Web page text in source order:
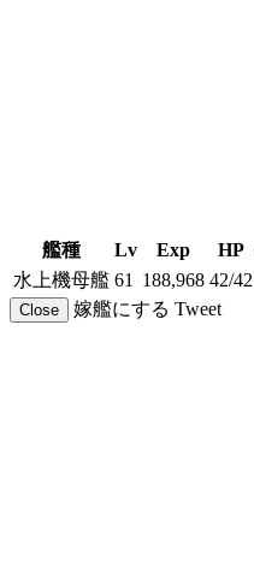
艦種 Lv Exp HP
水上機母艦 61 188,968 42/42
Close 嫁艦にする Tweet